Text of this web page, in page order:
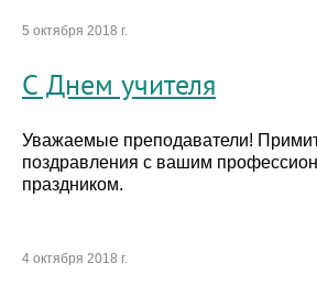
5 октября 2018 г.
С Днем учителя
Уважаемые преподаватели!
поздравления с вашим
праздником.
4 октября 2018 г.